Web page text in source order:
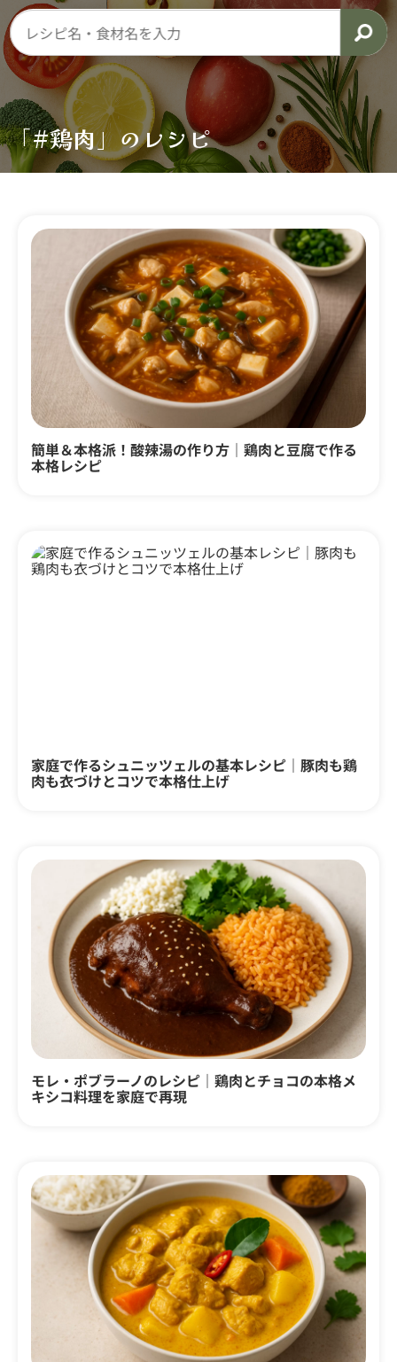
「#鶏肉」のレシピ
簡単＆本格派！酸辣湯の作り方｜鶏肉と豆腐で作る
本格レシピ
家庭で作るシュニッツェルの基本レシピ｜豚肉も鶏
肉も衣づけとコツで本格仕上げ
モレ・ポブラーノのレシピ｜鶏肉とチョコの本格メ
キシコ料理を家庭で再現